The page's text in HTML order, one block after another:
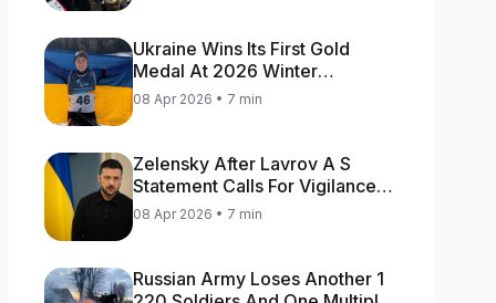
Ukraine Wins Its First Gold
Medal At 2026 Winter
Paralympics
08 Apr 2026 • 7 min
Zelensky After Lavrov A S
Statement Calls For Vigilance
As Capital May Be Attacked
08 Apr 2026 • 7 min
Russian Army Loses Another 1